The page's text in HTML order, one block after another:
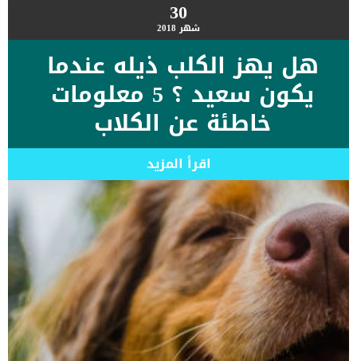
30شهر 2018
هل يهز الكلب ذيله عندما
يكون سعيد ؟ 5 معلومات
خاطئة عن الكلاب
اقرأ المزيد